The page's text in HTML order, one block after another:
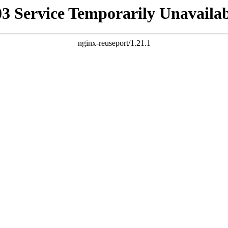
Service Temporarily
nginx-reuseport/1.21.1